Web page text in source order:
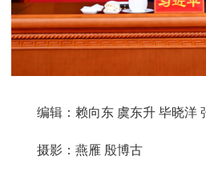
编辑：赖向东 虞东升 毕晓洋
摄影：燕雁 殷博古